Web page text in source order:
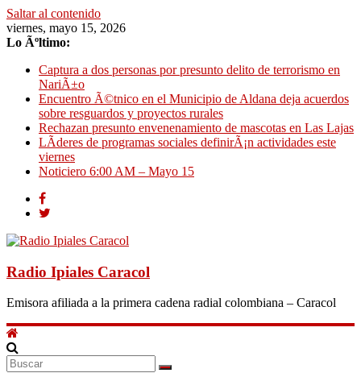
Saltar al contenido
viernes, mayo 15, 2026
Lo Ãºltimo:
Captura a dos personas por presunto delito de terrorismo en
NariÃ±o
Encuentro Ã©tnico en el Municipio de Aldana deja acuerdos
sobre resguardos y proyectos rurales
Rechazan presunto envenenamiento de mascotas en Las Lajas
LÃ­deres de programas sociales definirÃ¡n actividades este
viernes
Noticiero 6:00 AM – Mayo 15
Radio Ipiales Caracol
Emisora afiliada a la primera cadena radial colombiana – Caracol